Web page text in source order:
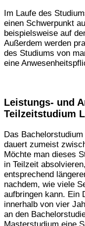
Im Laufe des
einen Schwerpunkt
beispielsweise auf
Außerdem werden
des Studiums von
eine
Leistungs- und
Teilzeitstudium
Das
dauert zumeist
Möchte man dieses
in Teilzeit
entsprechend
nachdem, wie viele
aufbringen kann. Ein
innerhalb von vier
an den
Masterstudium eine